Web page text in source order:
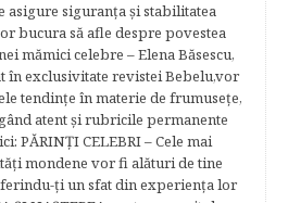
asigure siguranţa şi stabilitatea
bucura să afle despre povestea
mămici celebre – Elena Băsescu,
în exclusivitate revistei Bebelu,vor
tendinţe în materie de frumuseţe,
atent şi rubricile permanente
PĂRINŢI CELEBRI – Cele mai
mondene vor fi alături de tine
ţi un sfat din experienţa lor